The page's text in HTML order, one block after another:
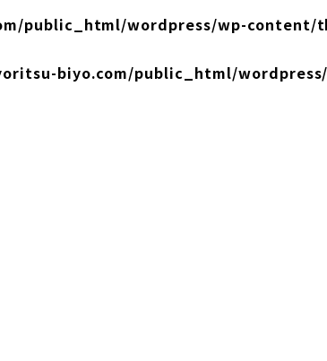
public_html/wordpress/wp-content/
biyo.com/public_html/